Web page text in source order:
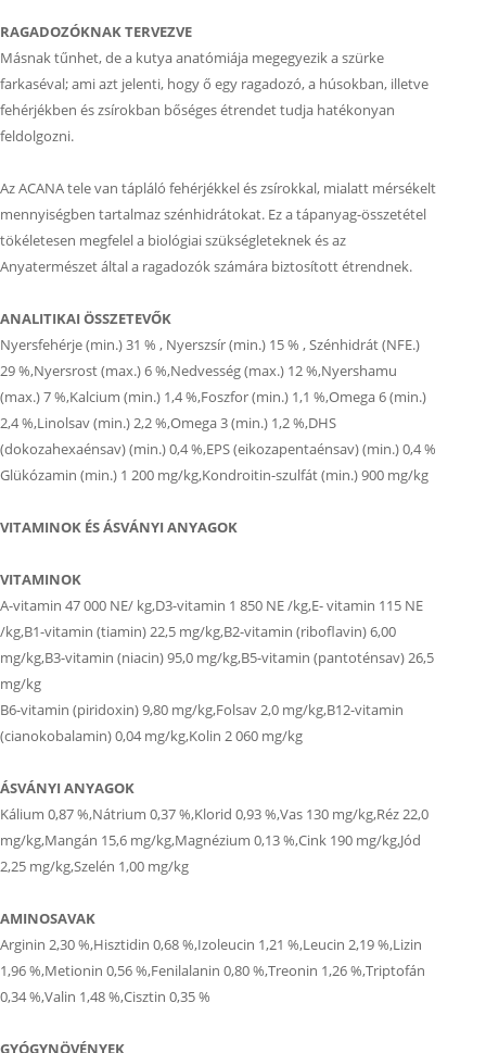
RAGADOZÓKNAK TERVEZVE
Másnak tűnhet, de a kutya anatómiája megegyezik a szürke
farkaséval; ami azt jelenti, hogy ő egy ragadozó, a húsokban, illetve
fehérjékben és zsírokban bőséges étrendet tudja hatékonyan
feldolgozni.
Az ACANA tele van tápláló fehérjékkel és zsírokkal, mialatt mérsékelt
mennyiségben tartalmaz szénhidrátokat. Ez a tápanyag-összetétel
tökéletesen megfelel a biológiai szükségleteknek és az
Anyatermészet által a ragadozók számára biztosított étrendnek.
ANALITIKAI ÖSSZETEVŐK
Nyersfehérje (min.) 31 % , Nyerszsír (min.) 15 % , Szénhidrát (NFE.)
29 %,Nyersrost (max.) 6 %,Nedvesség (max.) 12 %,Nyershamu
(max.) 7 %,Kalcium (min.) 1,4 %,Foszfor (min.) 1,1 %,Omega 6 (min.)
2,4 %,Linolsav (min.) 2,2 %,Omega 3 (min.) 1,2 %,DHS
(dokozahexaénsav) (min.) 0,4 %,EPS (eikozapentaénsav) (min.) 0,4 %
Glükózamin (min.) 1 200 mg/kg,Kondroitin-szulfát (min.) 900 mg/kg
VITAMINOK ÉS ÁSVÁNYI ANYAGOK
VITAMINOK
A-vitamin 47 000 NE/ kg,D3-vitamin 1 850 NE /kg,E- vitamin 115 NE
/kg,B1-vitamin (tiamin) 22,5 mg/kg,B2-vitamin (riboflavin) 6,00
mg/kg,B3-vitamin (niacin) 95,0 mg/kg,B5-vitamin (pantoténsav) 26,5
mg/kg
B6-vitamin (piridoxin) 9,80 mg/kg,Folsav 2,0 mg/kg,B12-vitamin
(cianokobalamin) 0,04 mg/kg,Kolin 2 060 mg/kg
ÁSVÁNYI ANYAGOK
Kálium 0,87 %,Nátrium 0,37 %,Klorid 0,93 %,Vas 130 mg/kg,Réz 22,0
mg/kg,Mangán 15,6 mg/kg,Magnézium 0,13 %,Cink 190 mg/kg,Jód
2,25 mg/kg,Szelén 1,00 mg/kg
AMINOSAVAK
Arginin 2,30 %,Hisztidin 0,68 %,Izoleucin 1,21 %,Leucin 2,19 %,Lizin
1,96 %,Metionin 0,56 %,Fenilalanin 0,80 %,Treonin 1,26 %,Triptofán
0,34 %,Valin 1,48 %,Cisztin 0,35 %
GYÓGYNÖVÉNYEK